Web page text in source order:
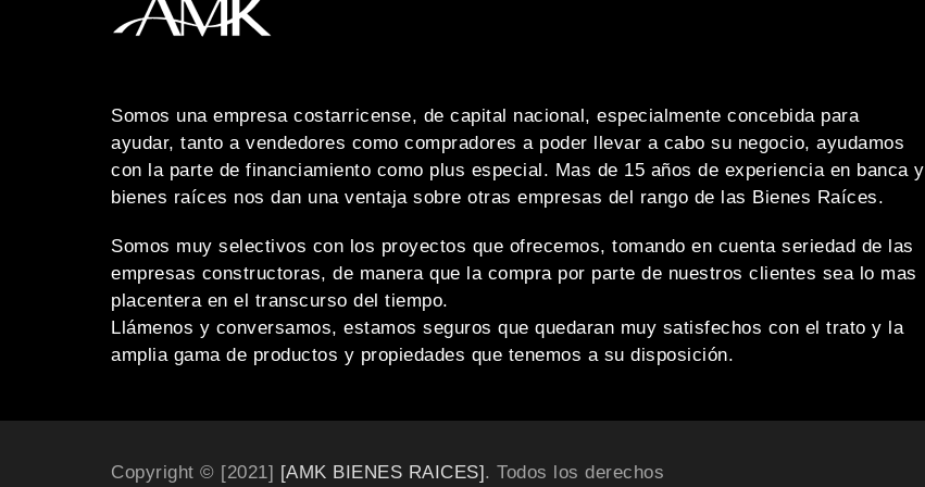
Somos una empresa costarricense, de capital nacional, especialmente concebida para
ayudar, tanto a vendedores como compradores a poder llevar a cabo su negocio, ayudamos
con la parte de financiamiento como plus especial. Mas de 15 años de experiencia en banca y
bienes raíces nos dan una ventaja sobre otras empresas del rango de las Bienes Raíces.
Somos muy selectivos con los proyectos que ofrecemos, tomando en cuenta seriedad de las
empresas constructoras, de manera que la compra por parte de nuestros clientes sea lo mas
placentera en el transcurso del tiempo.
Llámenos y conversamos, estamos seguros que quedaran muy satisfechos con el trato y la
amplia gama de productos y propiedades que tenemos a su disposición.
Copyright © [2021] [AMK BIENES RAICES]. Todos los derechos